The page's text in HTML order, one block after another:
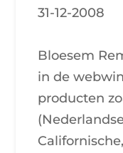
31-12-2008
Bloesem
in de
producten